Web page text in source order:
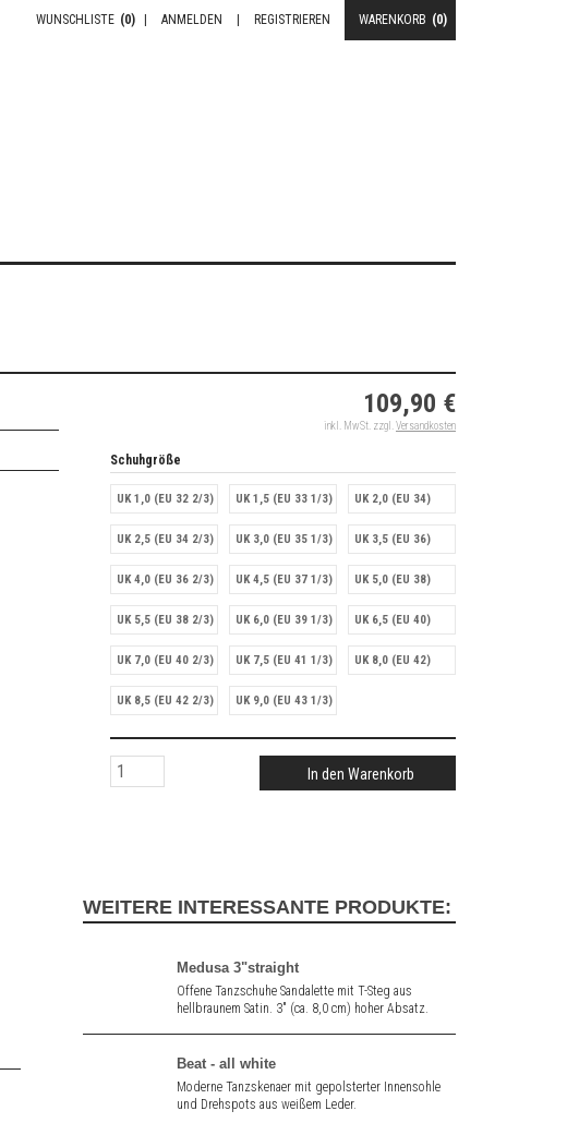
WARENKORB (0)
REGISTRIEREN
ANMELDEN
WUNSCHLISTE (0)
109,90 €
inkl. MwSt. zzgl. Versandkosten
Schuhgröße
UK 1,0 (EU 32 2/3) UK 1,5 (EU 33 1/3) UK 2,0 (EU 34)
UK 2,5 (EU 34 2/3) UK 3,0 (EU 35 1/3) UK 3,5 (EU 36)
UK 4,0 (EU 36 2/3) UK 4,5 (EU 37 1/3) UK 5,0 (EU 38)
UK 5,5 (EU 38 2/3) UK 6,0 (EU 39 1/3) UK 6,5 (EU 40)
UK 7,0 (EU 40 2/3) UK 7,5 (EU 41 1/3) UK 8,0 (EU 42)
UK 8,5 (EU 42 2/3) UK 9,0 (EU 43 1/3)
In den Warenkorb
WEITERE INTERESSANTE PRODUKTE:
Medusa 3"straight
Offene Tanzschuhe Sandalette mit T-Steg aus
hellbraunem Satin. 3" (ca. 8,0 cm) hoher Absatz.
Beat - all white
Moderne Tanzskenaer mit gepolsterter Innensohle
und Drehspots aus weißem Leder.